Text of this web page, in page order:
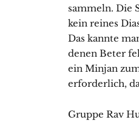
sammeln. Die
kein reines
Das kannte
denen Beter
ein Minjan
erforderlich,
Gruppe Rav